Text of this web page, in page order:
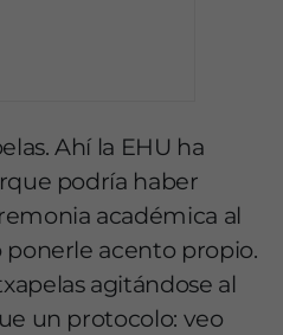
Ahí la EHU ha
podría haber
académica al
ponerle acento propio.
agitándose al
un protocolo: veo